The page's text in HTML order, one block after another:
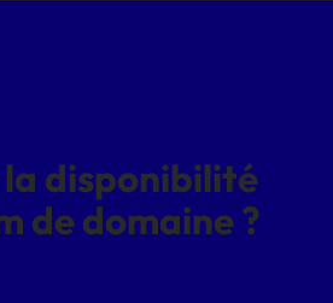
disponibilité
de domaine ?